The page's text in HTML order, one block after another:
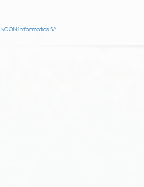
NOON Informatics SA